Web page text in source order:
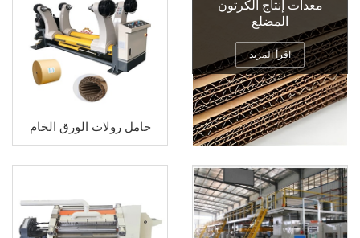
معدات إنتاج الكرتون
المضلع
اقرأ المزيد
حامل رولات الورق الخام